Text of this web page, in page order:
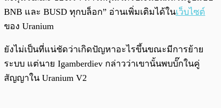
BNB และ BUSD ทุกบล็อก” อ่านเพิ่มเติมได้ในเว็บไซต์
ของ Uranium
ยังไม่เป็นที่แน่ชัดว่าเกิดปัญหาอะไรขึ้นขณะมีการย้าย
ระบบ แต่นาย Igamberdiev กล่าวว่าเขานั้นพบบั๊กในคู่
สัญญาใน Uranium V2